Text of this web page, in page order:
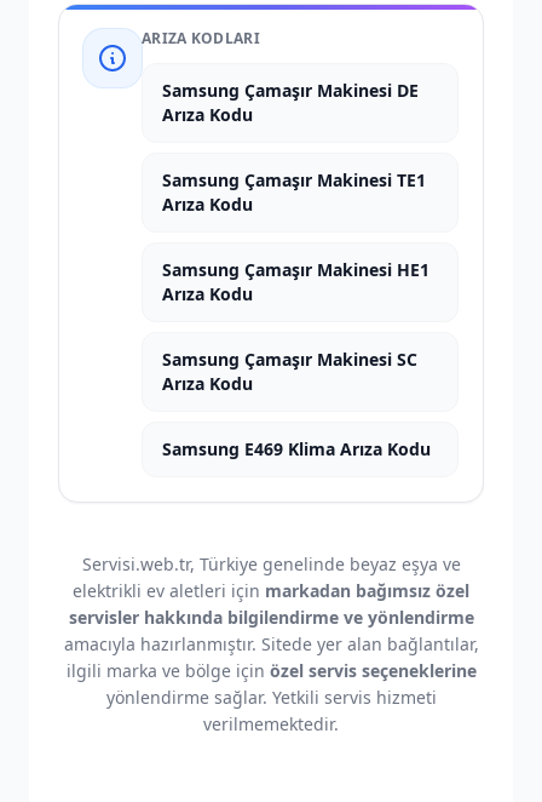
ARIZA KODLARI
Samsung Çamaşır Makinesi DE
Arıza Kodu
Samsung Çamaşır Makinesi TE1
Arıza Kodu
Samsung Çamaşır Makinesi HE1
Arıza Kodu
Samsung Çamaşır Makinesi SC
Arıza Kodu
Samsung E469 Klima Arıza Kodu
Servisi.web.tr, Türkiye genelinde beyaz eşya ve
elektrikli ev aletleri için markadan bağımsız özel
servisler hakkında bilgilendirme ve yönlendirme
amacıyla hazırlanmıştır. Sitede yer alan bağlantılar,
ilgili marka ve bölge için özel servis seçeneklerine
yönlendirme sağlar. Yetkili servis hizmeti
verilmemektedir.